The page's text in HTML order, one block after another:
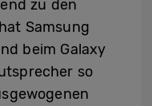
zu den
Samsung
beim Galaxy
so